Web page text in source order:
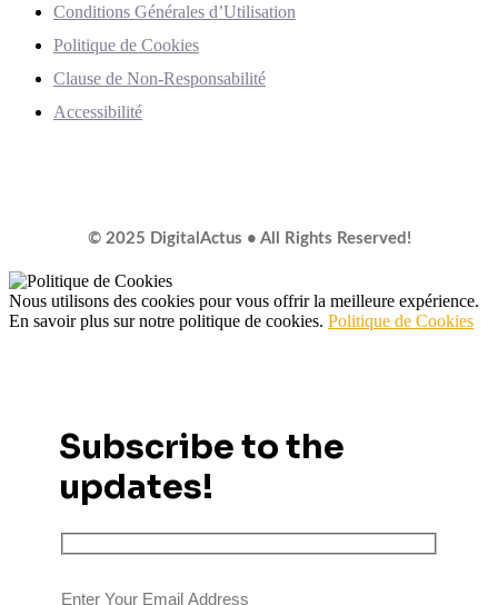
Conditions Générales d’Utilisation
Politique de Cookies
Clause de Non-Responsabilité
Accessibilité
© 2025 DigitalActus • All Rights Reserved!
Nous utilisons des cookies pour vous offrir la meilleure expérience.
En savoir plus sur notre politique de cookies. Politique de Cookies
Subscribe to the
updates!